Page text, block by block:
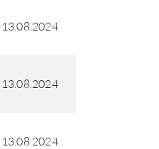
13.08.2024
13.08.2024
13.08.2024